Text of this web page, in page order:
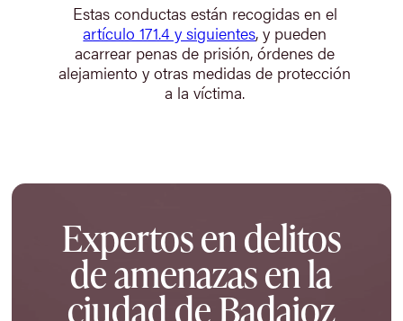
Estas conductas están recogidas en el
artículo 171.4 y siguientes, y pueden
acarrear penas de prisión, órdenes de
alejamiento y otras medidas de protección
a la víctima.
Expertos en delitos
de amenazas en la
ciudad de Badajoz